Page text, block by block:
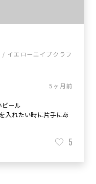
イエローエイプクラフ
5ヶ月前
ール
入れたい時に片手にあ
5